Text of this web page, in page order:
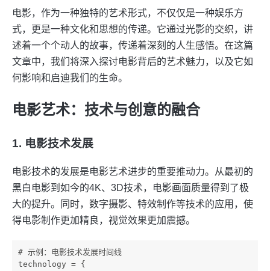
电影，作为一种独特的艺术形式，不仅仅是一种娱乐方
式，更是一种文化和思想的传递。它通过光影的交织，讲
述着一个个动人的故事，传递着深刻的人生感悟。在这篇
文章中，我们将深入探讨电影背后的艺术魅力，以及它如
何影响和启迪我们的生命。
电影艺术：技术与创意的融合
1. 电影技术发展
电影技术的发展是电影艺术进步的重要推动力。从最初的
黑白电影到如今的4K、3D技术，电影画面质量得到了极
大的提升。同时，数字摄影、特效制作等技术的应用，使
得电影制作更加精良，视觉效果更加震撼。
# 示例：电影技术发展时间线
technology = {